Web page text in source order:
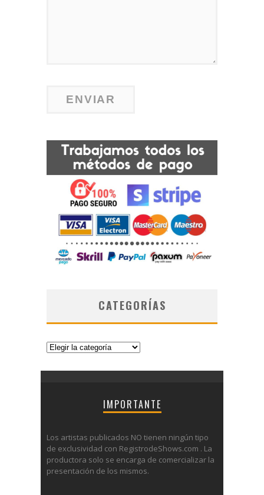
CATEGORÍAS
Categorías
IMPORTANTE
Los artistas publicados NO tienen ningún tipo
de exclusividad con RegistrodeShows.com . La
productora solo se encarga de comercializar la
presentación de los mismos.